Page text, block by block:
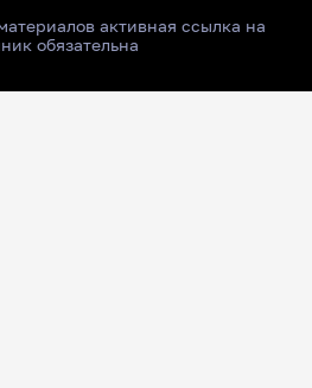
активная ссылка на
обязательна